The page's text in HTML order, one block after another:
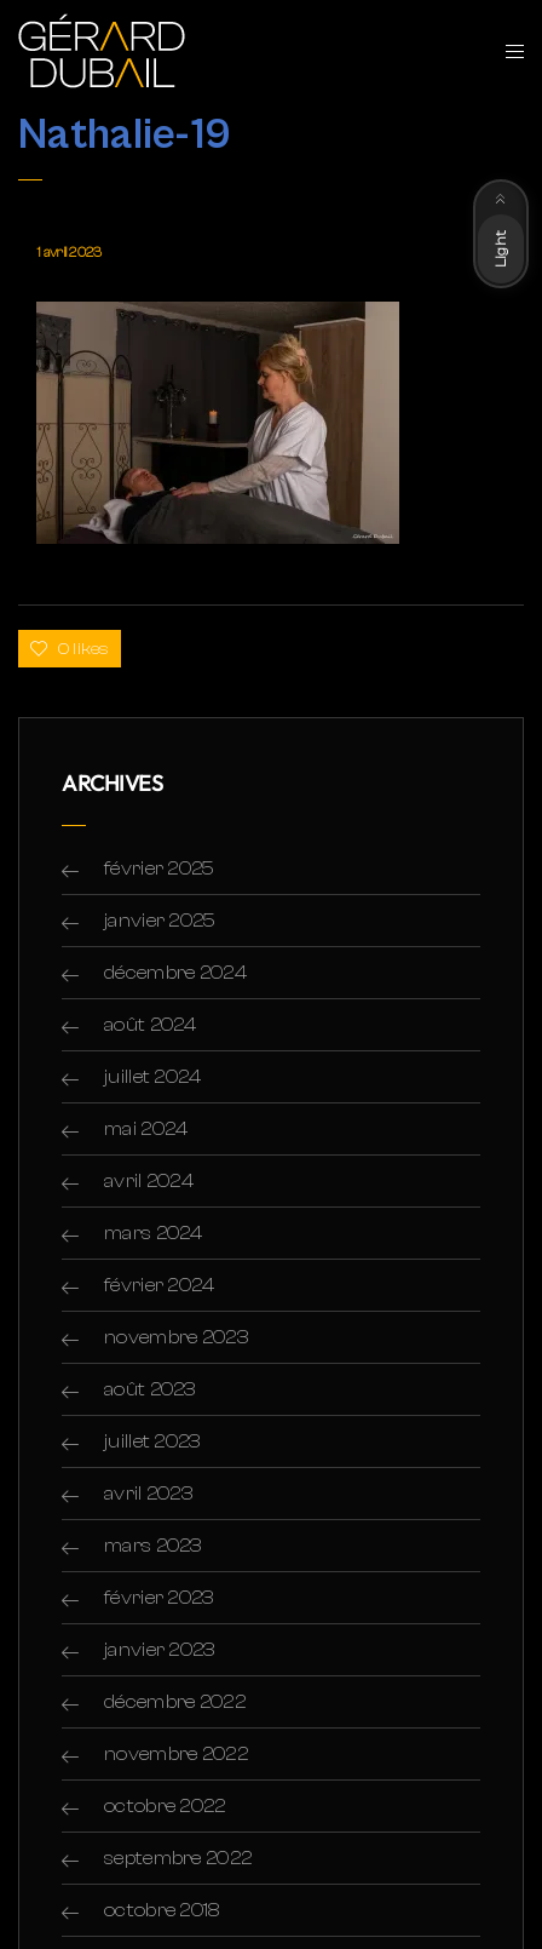
Nathalie-19
1 avril 2023
0 likes
ARCHIVES
février 2025
janvier 2025
décembre 2024
août 2024
juillet 2024
mai 2024
avril 2024
mars 2024
février 2024
novembre 2023
août 2023
juillet 2023
avril 2023
mars 2023
février 2023
janvier 2023
décembre 2022
novembre 2022
octobre 2022
septembre 2022
octobre 2018
Light
Dark